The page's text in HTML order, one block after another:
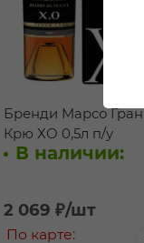
Бренди Марсо Гран
Крю ХО 0,5л п/у
В наличии:
2 069 ₽/шт
По карте: